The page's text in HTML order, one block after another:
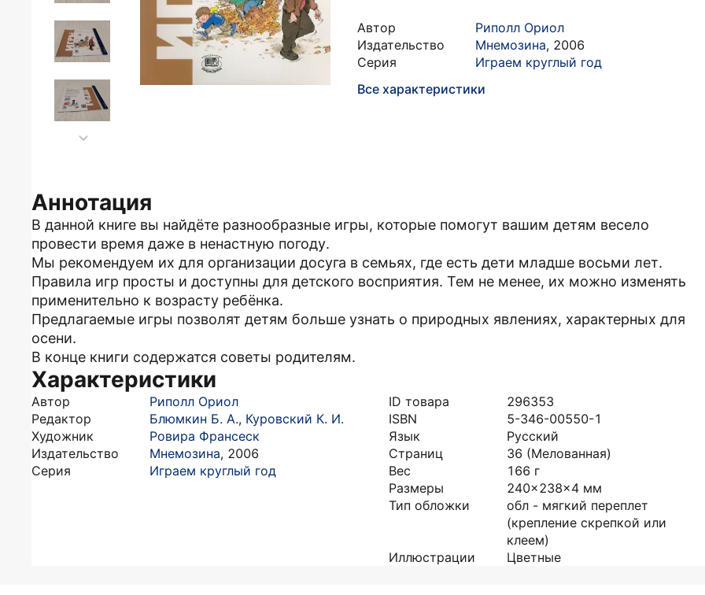
Автор
Риполл Ориол
Издательство
Мнемозина, 2006
Серия
Играем круглый год
Все характеристики
Аннотация
В данной книге вы найдёте разнообразные игры, которые помогут вашим детям весело
провести время даже в ненастную погоду.
Мы рекомендуем их для организации досуга в семьях, где есть дети младше восьми лет.
Правила игр просты и доступны для детского восприятия. Тем не менее, их можно изменять
применительно к возрасту ребёнка.
Предлагаемые игры позволят детям больше узнать о природных явлениях, характерных для
осени.
В конце книги содержатся советы родителям.
Характеристики
Автор
Риполл Ориол
Редактор
Блюмкин Б. А., Куровский К. И.
Художник
Ровира Франсеск
Издательство
Мнемозина, 2006
Серия
Играем круглый год
ID товара
296353
ISBN
5-346-00550-1
Язык
Русский
Страниц
36 (Мелованная)
Вес
166 г
Размеры
240x238x4 мм
Тип обложки
обл - мягкий переплет
(крепление скрепкой или
клеем)
Иллюстрации
Цветные